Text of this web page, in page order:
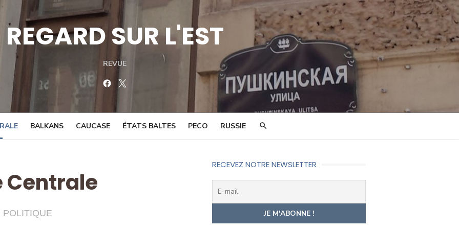
REGARD SUR L'EST
REVUE
Facebook
BALKANS CAUCASE ÉTATS BALTES PECO RUSSIE
Centrale
POLITIQUE
RECEVEZ NOTRE NEWSLETTER